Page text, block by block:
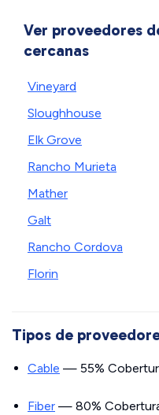
Ver proveedores
cercanas
Vineyard
Sloughhouse
Elk Grove
Rancho Murieta
Mather
Galt
Rancho Cordova
Florin
Tipos de
Cable — 55%
Fiber — 80%